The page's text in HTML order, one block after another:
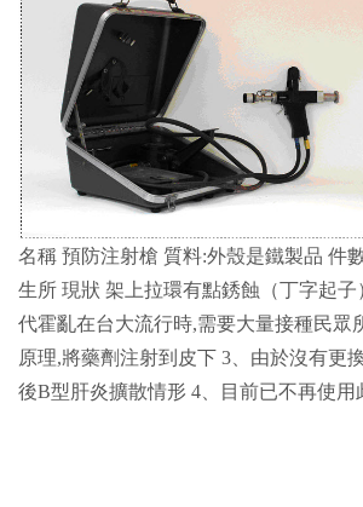
名稱 預防注射槍 質料:外殼是鐵製品 件
生所 現狀 架上拉環有點銹蝕（丁字起子
代霍亂在台大流行時,需要大量接種民眾
原理,將藥劑注射到皮下 3、由於沒有更
後B型肝炎擴散情形 4、目前已不再使用